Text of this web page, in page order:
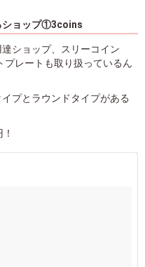
ショップ①3coins
ショップ、スリーコイン
プレートも取り扱っているん
プとラウンドタイプがある